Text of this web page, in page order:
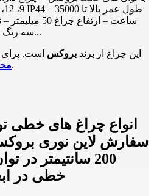
ساعت – ارتفاع
سه رنگ نور آفتابی، مهتابی و یخی بدنه...
این چراغ از برند بروکس است.
شوید.
انواع چراغ های خطی
200 سانتیمتر
خطی در